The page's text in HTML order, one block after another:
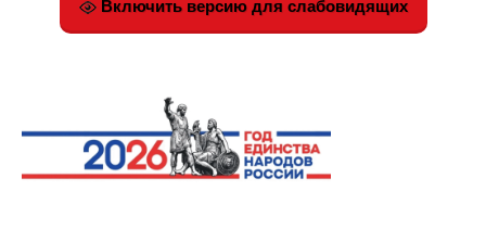
Включить версию для слабовидящих